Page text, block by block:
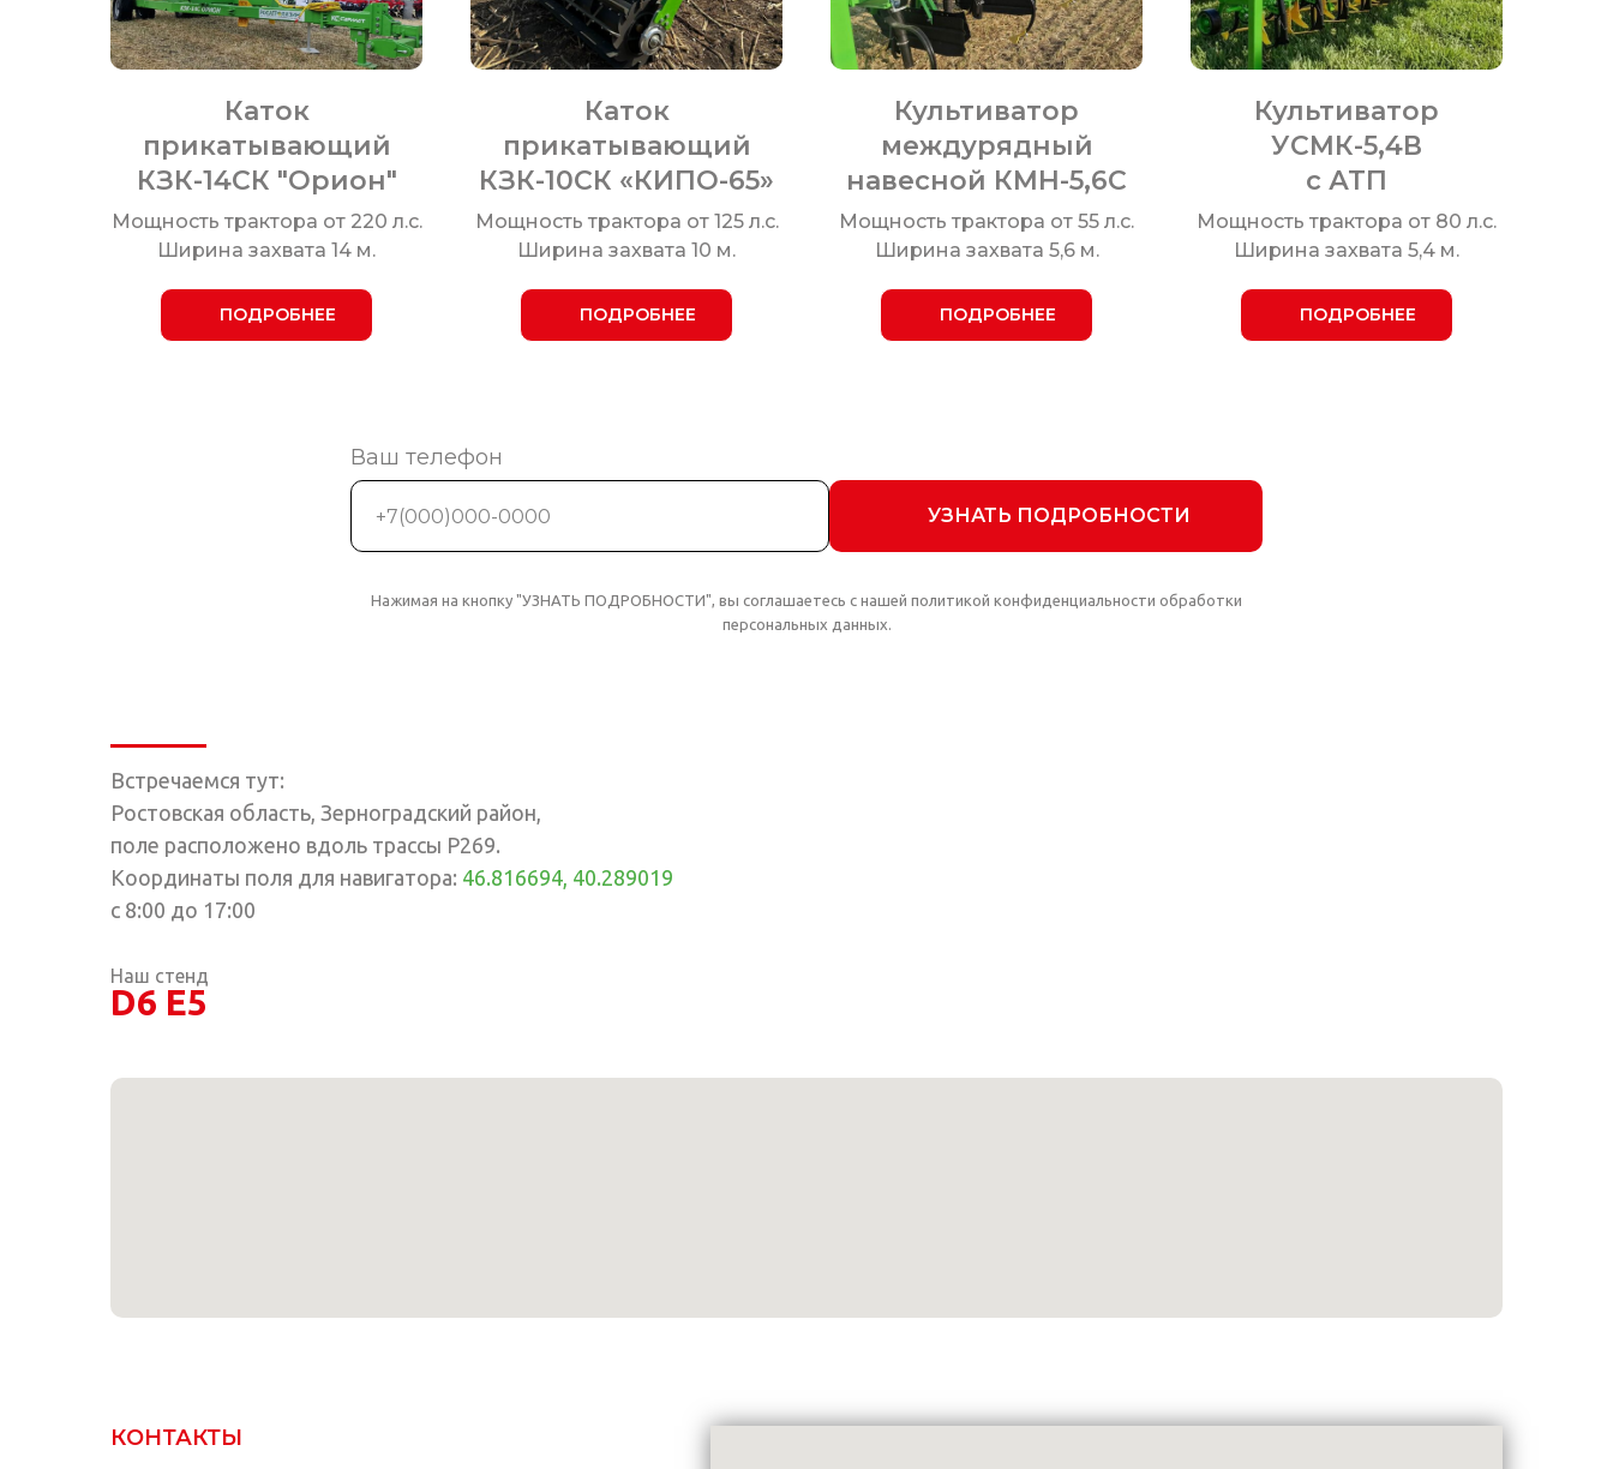
Каток
прикатывающий
КЗК-14СК "Орион"
Мощность трактора от 220 л.с.
Ширина захвата 14 м.
ПОДРОБНЕЕ
Каток
прикатывающий
КЗК-10СК «КИПО-65»
Мощность трактора от 125 л.с.
Ширина захвата 10 м.
ПОДРОБНЕЕ
Культиватор
междурядный
навесной КМН-5,6С
Мощность трактора от 55 л.с.
Ширина захвата 5,6 м.
ПОДРОБНЕЕ
Культиватор
УСМК-5,4В
с АТП
Мощность трактора от 80 л.с.
Ширина захвата 5,4 м.
ПОДРОБНЕЕ
Ваш телефон
УЗНАТЬ ПОДРОБНОСТИ
Нажимая на кнопку "УЗНАТЬ ПОДРОБНОСТИ", вы соглашаетесь с нашей политикой конфиденциальности обработки
персональных данных.
Встречаемся тут:
Ростовская область, Зерноградский район,
поле расположено вдоль трассы Р269.
Координаты поля для навигатора: 46.816694, 40.289019
с 8:00 до 17:00
Наш стенд
D6 E5
КОНТАКТЫ